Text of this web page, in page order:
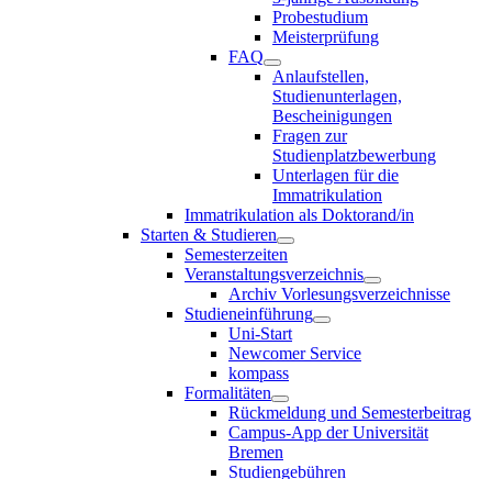
Probestudium
Meisterprüfung
FAQ
Anlaufstellen,
Studienunterlagen,
Bescheinigungen
Fragen zur
Studienplatzbewerbung
Unterlagen für die
Immatrikulation
Immatrikulation als Doktorand/in
Starten & Studieren
Semesterzeiten
Veranstaltungsverzeichnis
Archiv Vorlesungsverzeichnisse
Studieneinführung
Uni-Start
Newcomer Service
kompass
Formalitäten
Rückmeldung und Semesterbeitrag
Campus-App der Universität
Bremen
Studiengebühren